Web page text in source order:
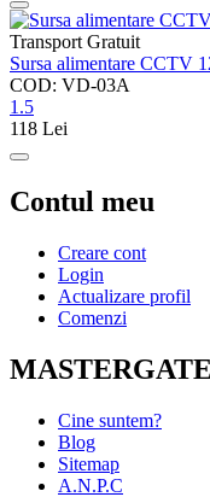
Transport Gratuit
Sursa alimentare CCTV
COD: VD-03A
1.5
118 Lei
Contul meu
Creare cont
Login
Actualizare profil
Comenzi
Cine suntem?
Blog
Sitemap
A.N.P.C